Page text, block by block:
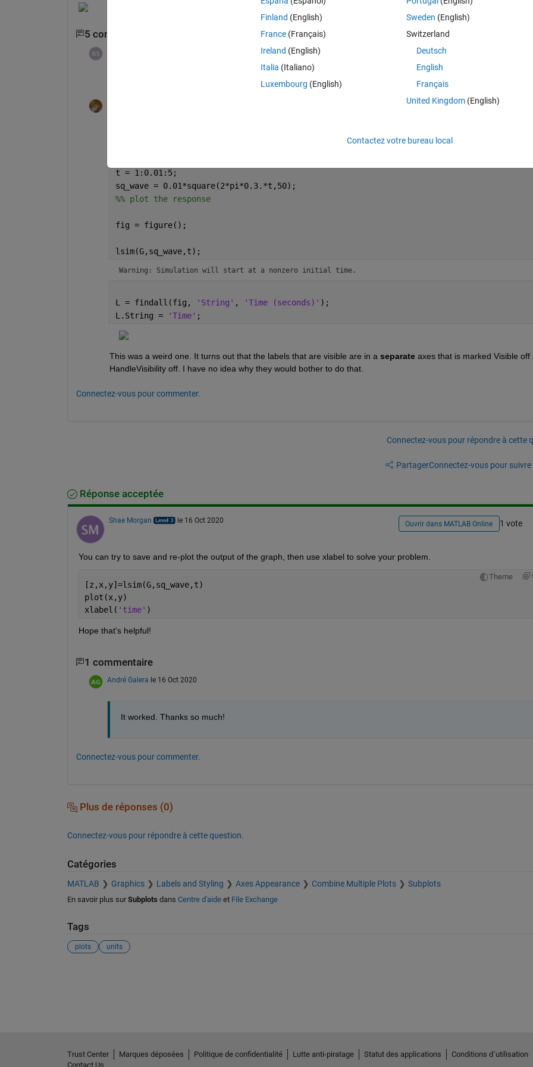
5 commentaires Afficher 3 commentaires plus anciens
I would still like to know how i get rid of the units...? Its very annoying that they cannot be removed.
Ouvrir dans MATLAB Online
num = [37.5 13875 1125000]; den = [2.45 38.125 6205 1125000];
t = 1:0.01:5;
sq_wave = 0.01*square(2*pi*0.3.*t,50);
%% plot the response
fig = figure();
lsim(G,sq_wave,t);
Warning: Simulation will start at a nonzero initial time.
L = findall(fig, 'String' , 'Time (seconds)' );
L.String =
'Time' ;
This was a weird one. It turns out that the labels that are visible are in a separate axes that is marked Visible off
HandleVisibility off. I have no idea why they would bother to do that.
Connectez-vous pour commenter.
Connectez-vous pour répondre à cette
PartagerConnectez-vous pour suivre
Réponse acceptée
Shae Morgan le 16 Oct 2020 Ouvrir dans MATLAB Online 1 vote
You can try to save and re-plot the output of the graph, then use xlabel to solve your problem.
Theme
[z,x,y]=lsim(G,sq_wave,t)
plot(x,y)
xlabel( 'time' )
Hope that's helpful!
1 commentaire
André Galera le 16 Oct 2020
It worked. Thanks so much!
Connectez-vous pour commenter.
Plus de réponses (0)
Connectez-vous pour répondre à cette question.
Catégories
MATLAB Graphics Labels and Styling Axes Appearance Combine Multiple Plots Subplots
En savoir plus sur Subplots dans Centre d'aideet File Exchange
Tags
plots units
Finland (English)
France (Français)
Ireland (English)
Italia (Italiano)
Luxembourg (English)
Sweden (English)
Switzerland
Deutsch
English
Français
United Kingdom(English)
Contactez votre bureau local
Trust Center Marques déposées Politique de confidentialité Lutte anti-piratage Statut des applications
Conditions d՚utilisation
Contact Us